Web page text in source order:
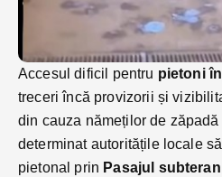
Accesul dificil pentru pietoni
treceri încă provizorii și
din cauza nămeților de
determinat autoritățile locale
pietonal prin Pasajul